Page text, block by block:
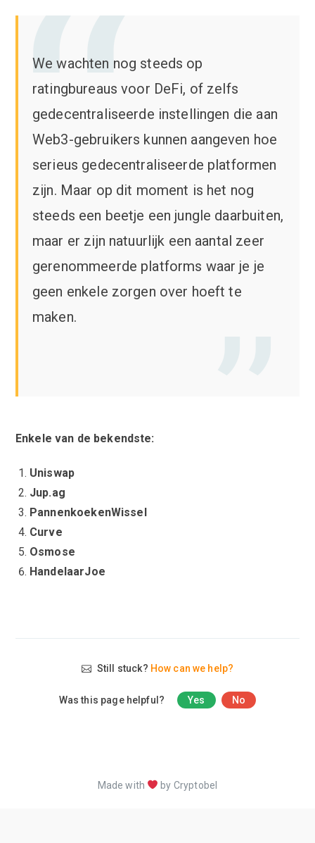
We wachten nog steeds op
ratingbureaus voor DeFi, of zelfs
gedecentraliseerde instellingen die aan
Web3-gebruikers kunnen aangeven hoe
serieus gedecentraliseerde platformen
zijn. Maar op dit moment is het nog
steeds een beetje een jungle daarbuiten,
maar er zijn natuurlijk een aantal zeer
gerenommeerde platforms waar je je
geen enkele zorgen over hoeft te
maken.
Enkele van de bekendste:
Uniswap
Jup.ag
PannenkoekenWissel
Curve
Osmose
HandelaarJoe
Still stuck? How can we help?
Was this page helpful? Yes No
Made with by Cryptobel